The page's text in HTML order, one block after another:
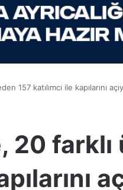
157 katılımcı ile kapılarını
20 farklı